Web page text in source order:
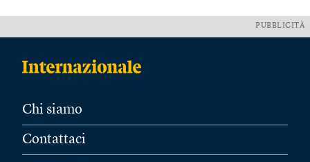
PUBBLICITÀ
Chi siamo
Contattaci